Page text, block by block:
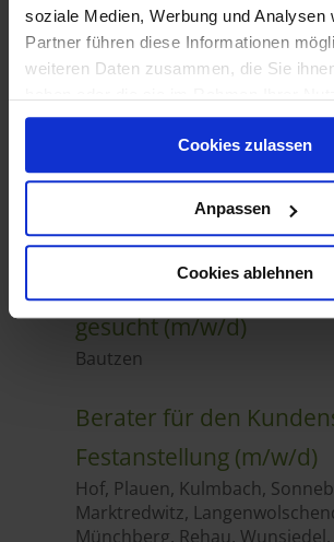
soziale Medien, Werbung und Analysen
Partner führen diese Informationen
weiteren Daten zusammen, die Sie
gesammelt haben.
Cookies zulassen
Anpassen
Cookies ablehnen